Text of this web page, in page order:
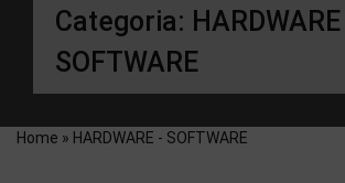
Categoria:
SOFTWARE
Home » HARDWARE - SOFTWARE